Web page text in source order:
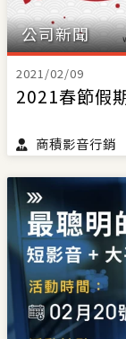
公司新聞
2021/02/09
2021春節假
商積影音行銷